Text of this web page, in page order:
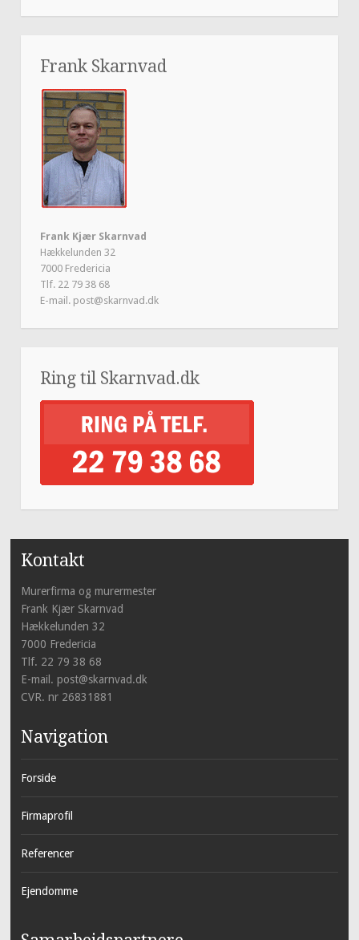
Frank Skarnvad
Frank Kjær Skarnvad
Hækkelunden 32
7000 Fredericia
Tlf. 22 79 38 68
E-mail. post@skarnvad.dk
Ring til Skarnvad.dk
Kontakt
Murerfirma og murermester
Frank Kjær Skarnvad
Hækkelunden 32
7000 Fredericia
Tlf. 22 79 38 68
E-mail. post@skarnvad.dk
CVR. nr 26831881
Navigation
Forside
Firmaprofil
Referencer
Ejendomme